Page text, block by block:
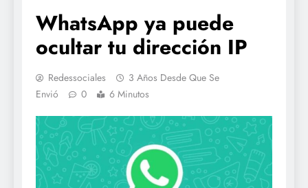
WhatsApp ya puede
ocultar tu dirección IP
Redessociales
3 Años Desde Que Se
Envió
0 6 Minutos